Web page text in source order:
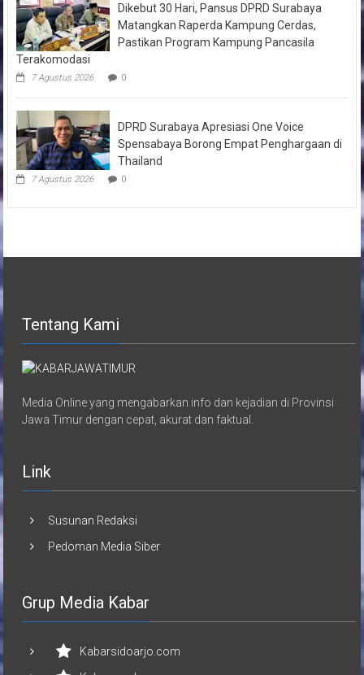
Dikebut 30 Hari, Pansus DPRD Surabaya
Matangkan Raperda Kampung Cerdas,
Pastikan Program Kampung Pancasila
Terakomodasi
7 Agustus 2026 0
DPRD Surabaya Apresiasi One Voice
Spensabaya Borong Empat Penghargaan di
Thailand
7 Agustus 2026 0
Tentang Kami
Media Online yang mengabarkan info dan kejadian di Provinsi
Jawa Timur dengan cepat, akurat dan faktual.
Link
Susunan Redaksi
Pedoman Media Siber
Grup Media Kabar
Kabarsidoarjo.com